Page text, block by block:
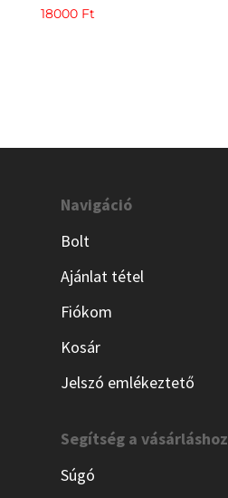
18000 Ft
Navigáció
Bolt
Ajánlat tétel
Fiókom
Kosár
Jelszó emlékeztető
Segítség a vásárláshoz
Súgó